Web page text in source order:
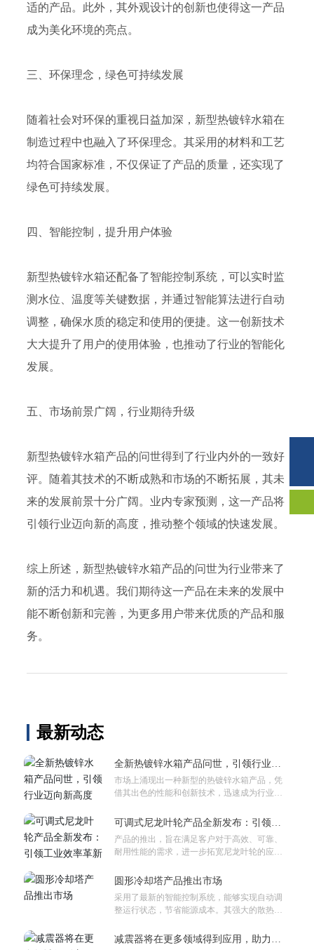
适的产品。此外，其外观设计的创新也使得这一产品
成为美化环境的亮点。
三、环保理念，绿色可持续发展
随着社会对环保的重视日益加深，新型热镀锌水箱在
制造过程中也融入了环保理念。其采用的材料和工艺
均符合国家标准，不仅保证了产品的质量，还实现了
绿色可持续发展。
四、智能控制，提升用户体验
新型热镀锌水箱还配备了智能控制系统，可以实时监
测水位、温度等关键数据，并通过智能算法进行自动
调整，确保水质的稳定和使用的便捷。这一创新技术
大大提升了用户的使用体验，也推动了行业的智能化
发展。
五、市场前景广阔，行业期待升级
新型热镀锌水箱产品的问世得到了行业内外的一致好
评。随着其技术的不断成熟和市场的不断拓展，其未
来的发展前景十分广阔。业内专家预测，这一产品将
引领行业迈向新的高度，推动整个领域的快速发展。
综上所述，新型热镀锌水箱产品的问世为行业带来了
新的活力和机遇。我们期待这一产品在未来的发展中
能不断创新和完善，为更多用户带来优质的产品和服
务。
最新动态
全新热镀锌水箱产品问世，引领行业迈
向新高度
市场上涌现出一种新型的热镀锌水箱产品，凭
借其出色的性能和创新技术，迅速成为行业关
可调式尼龙叶轮产品全新发布：引领工
业效率革新
产品的推出，旨在满足客户对于高效、可靠、
耐用性能的需求，进一步拓宽尼龙叶轮的应用
圆形冷却塔产品推出市场
采用了最新的智能控制系统，能够实现自动调
整运行状态，节省能源成本。其强大的散热性
性。
减震器将在更多领域得到应用，助力各
手机: 132-7534-4111
电话: 0534-6346888